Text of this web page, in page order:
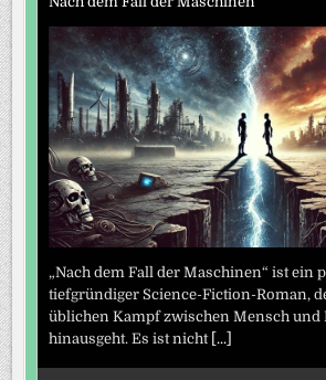
„Nach dem Fall der Maschinen“ ist ein
tiefgründiger Science-Fiction-Roman,
üblichen Kampf zwischen Mensch und
hinausgeht. Es ist nicht [...]